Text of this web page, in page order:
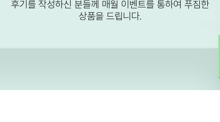
후기를 작성하신 분들께 매월 이벤트를 통하여 푸짐한
상품을 드립니다.